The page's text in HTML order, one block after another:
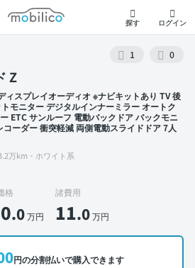
モビリコ
探す ログイン
1 0
Z
ィスプレイオーディオ ※ナビキットあり TV 後
モニター デジタルインナーミラー オートク
ETC サンルーフ 電動バックドア バックモニ
ーダー 衝突軽減 両側電動スライドドア 7人
万km・ホワイト系
格
.0万円
諸費用
11.0万円
円の分割払いで購入できます